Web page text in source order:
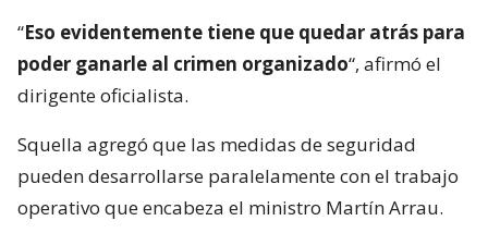
“Eso evidentemente tiene que quedar atrás para
poder ganarle al crimen organizado“, afirmó el
dirigente oficialista.
Squella agregó que las medidas de seguridad
pueden desarrollarse paralelamente con el trabajo
operativo que encabeza el ministro Martín Arrau.